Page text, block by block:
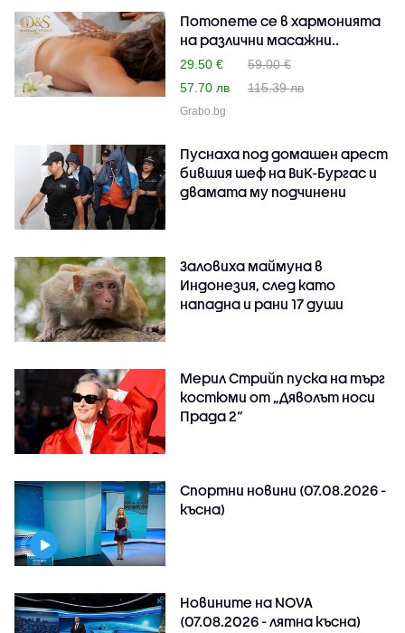
Потопете се в хармонията
на различни масажни..
29.50 €
59.00 €
57.70 лв
115.39 лв
Grabo.bg
Пуснаха под домашен арест
бившия шеф на ВиК-Бургас и
двамата му подчинени
Заловиха маймуна в
Индонезия, след като
нападна и рани 17 души
Мерил Стрийп пуска на търг
костюми от „Дяволът носи
Прада 2“
Спортни новини (07.08.2026 -
късна)
Новините на NOVA
(07.08.2026 - лятна късна)